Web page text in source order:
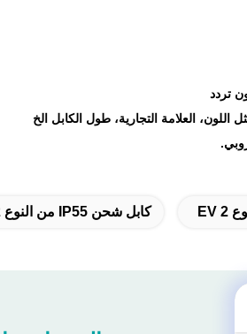
كابل شحن IP55 من النوع 2 إلى النوع 2 EV